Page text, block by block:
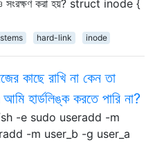
সংরক্ষণ করা হয়? struct inode {
hard-link inode
কাছে রাখি না কেন তা
হার্ডলিঙ্ক করতে পারি না?
sh -e sudo useradd -m
-m user_b -g user_a